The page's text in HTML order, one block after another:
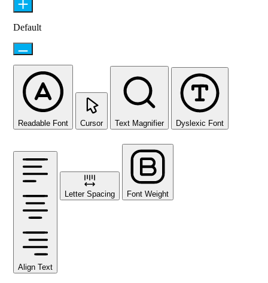
Default
Readable Font Cursor Text Magnifier Dyslexic Font
Align Text
Letter Spacing Font Weight